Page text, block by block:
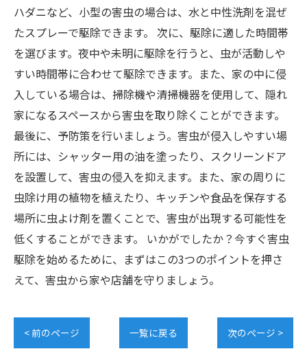
ハダニなど、小型の害虫の場合は、水と中性洗剤を混ぜ
たスプレーで駆除できます。 次に、駆除に適した時間帯
を選びます。夜中や未明に駆除を行うと、虫が活動しや
すい時間帯に合わせて駆除できます。また、家の中に侵
入している場合は、掃除機や清掃機器を使用して、隠れ
家になるスペースから害虫を取り除くことができます。
最後に、予防策を行いましょう。害虫が侵入しやすい場
所には、シャッター用の油を塗ったり、スクリーンドア
を設置して、害虫の侵入を抑えます。また、家の周りに
虫除け用の植物を植えたり、キッチンや食品を保存する
場所に虫よけ剤を置くことで、害虫が出現する可能性を
低くすることができます。 いかがでしたか？今すぐ害虫
駆除を始めるために、まずはこの3つのポイントを押さ
えて、害虫から家や店舗を守りましょう。
< 前のページ 一覧に戻る 次のページ >